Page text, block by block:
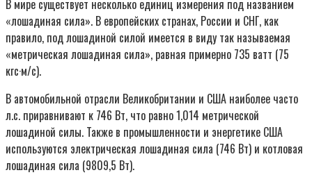
В мире существует несколько единиц измерения под названием
«лошадиная сила». В европейских странах, России и СНГ, как
правило, под лошадиной силой имеется в виду так называемая
«метрическая лошадиная сила», равная примерно 735 ватт (75
кгс·м/с).
В автомобильной отрасли Великобритании и США наиболее часто
л.с. приравнивают к 746 Вт, что равно 1,014 метрической
лошадиной силы. Также в промышленности и энергетике США
используются электрическая лошадиная сила (746 Вт) и котловая
лошадиная сила (9809,5 Вт).